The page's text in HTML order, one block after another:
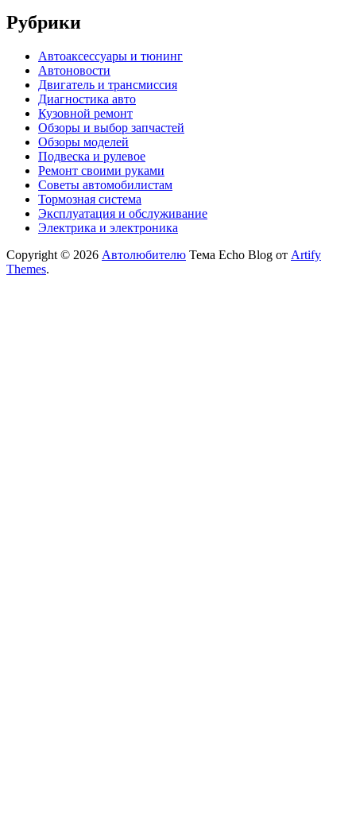
Рубрики
Автоаксессуары и тюнинг
Автоновости
Двигатель и трансмиссия
Диагностика авто
Кузовной ремонт
Обзоры и выбор запчастей
Обзоры моделей
Подвеска и рулевое
Ремонт своими руками
Советы автомобилистам
Тормозная система
Эксплуатация и обслуживание
Электрика и электроника
Copyright © 2026 Автолюбителю Тема Echo Blog от Artify
Themes.